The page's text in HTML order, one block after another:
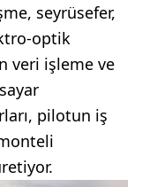
seyrüsefer,
optik
veri işleme ve
pilotun iş